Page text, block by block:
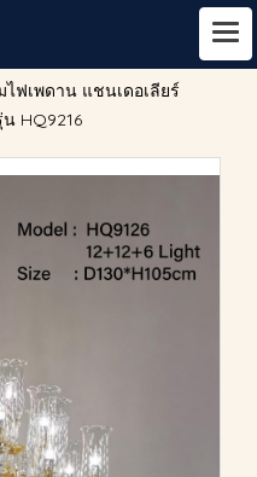
ไฟเพดาน แชนเดอเลียร์
HQ9216